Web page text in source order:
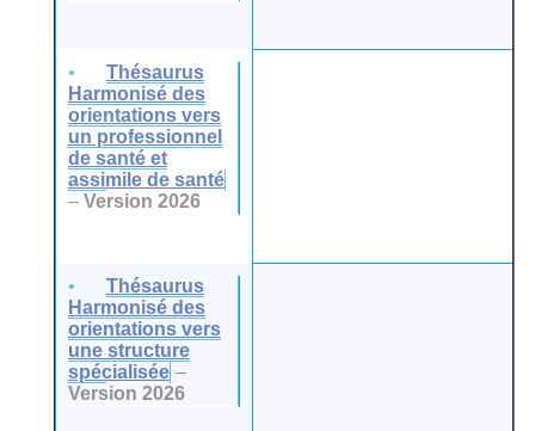
Thésaurus
Harmonisé des
orientations vers
un professionnel
de santé et
assimile de santé
– Version 2026
Thésaurus
Harmonisé des
orientations vers
une structure
spécialisée –
Version 2026